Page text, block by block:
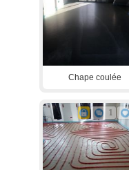
Chape coulée
1